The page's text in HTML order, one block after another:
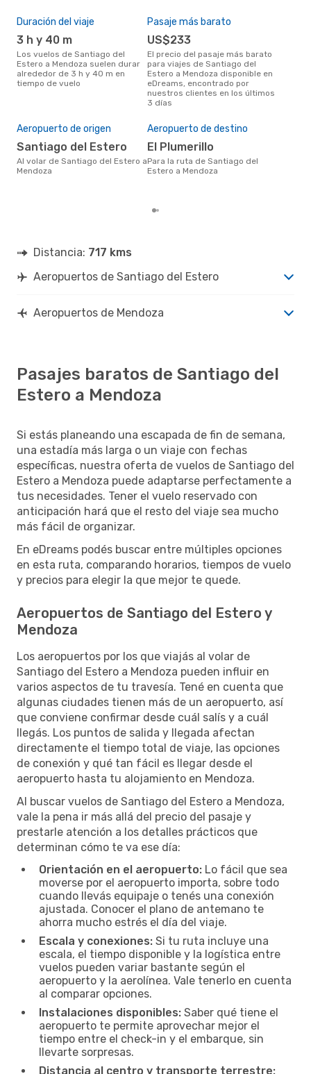
Duración del viaje
3 h y 40 m
Los vuelos de Santiago del
Estero a Mendoza suelen durar
alrededor de 3 h y 40 m en
tiempo de vuelo
Pasaje más barato
US$233
El precio del pasaje más barato
para viajes de Santiago del
Estero a Mendoza disponible en
eDreams, encontrado por
nuestros clientes en los últimos
3 días
Aeropuerto de origen
Santiago del Estero
Al volar de Santiago del Estero a
Mendoza
Aeropuerto de destino
El Plumerillo
Para la ruta de Santiago del
Estero a Mendoza
Distancia: 717 kms
Aeropuertos de Santiago del Estero
Aeropuertos de Mendoza
Pasajes baratos de Santiago del
Estero a Mendoza
Si estás planeando una escapada de fin de semana,
una estadía más larga o un viaje con fechas
específicas, nuestra oferta de vuelos de Santiago del
Estero a Mendoza puede adaptarse perfectamente a
tus necesidades. Tener el vuelo reservado con
anticipación hará que el resto del viaje sea mucho
más fácil de organizar.
En eDreams podés buscar entre múltiples opciones
en esta ruta, comparando horarios, tiempos de vuelo
y precios para elegir la que mejor te quede.
Aeropuertos de Santiago del Estero y
Mendoza
Los aeropuertos por los que viajás al volar de
Santiago del Estero a Mendoza pueden influir en
varios aspectos de tu travesía. Tené en cuenta que
algunas ciudades tienen más de un aeropuerto, así
que conviene confirmar desde cuál salís y a cuál
llegás. Los puntos de salida y llegada afectan
directamente el tiempo total de viaje, las opciones
de conexión y qué tan fácil es llegar desde el
aeropuerto hasta tu alojamiento en Mendoza.
Al buscar vuelos de Santiago del Estero a Mendoza,
vale la pena ir más allá del precio del pasaje y
prestarle atención a los detalles prácticos que
determinan cómo te va ese día:
Orientación en el aeropuerto: Lo fácil que sea
moverse por el aeropuerto importa, sobre todo
cuando llevás equipaje o tenés una conexión
ajustada. Conocer el plano de antemano te
ahorra mucho estrés el día del viaje.
Escala y conexiones: Si tu ruta incluye una
escala, el tiempo disponible y la logística entre
vuelos pueden variar bastante según el
aeropuerto y la aerolínea. Vale tenerlo en cuenta
al comparar opciones.
Instalaciones disponibles: Saber qué tiene el
aeropuerto te permite aprovechar mejor el
tiempo entre el check-in y el embarque, sin
llevarte sorpresas.
Distancia al centro y transporte terrestre: